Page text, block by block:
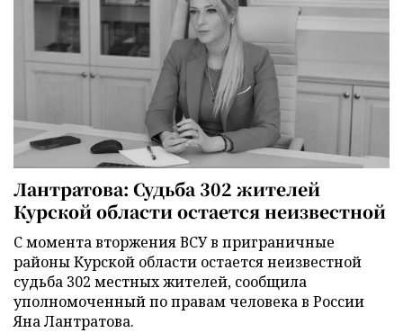
Лантратова: Судьба 302 жителей
Курской области остается неизвестной
С момента вторжения ВСУ в приграничные
районы Курской области остается неизвестной
судьба 302 местных жителей, сообщила
уполномоченный по правам человека в России
Яна Лантратова.